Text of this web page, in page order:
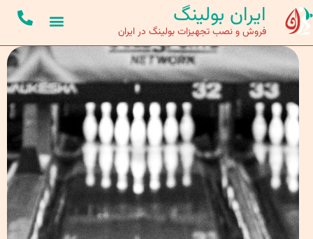
ایران بولینگ
فروش و نصب تجهیزات بولینگ در ایران